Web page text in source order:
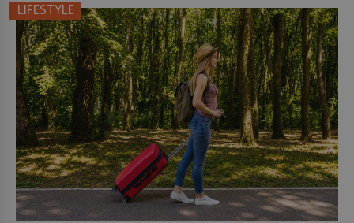
chvíli se rozmáčejí a nápoji dodávají travnatou
příchuť. Právě tahle drobná nepříjemnost přivede
amerického výrobce cigaretových náustků k
nápadu, který změní způsob pití po celém […]
LIFESTYLE